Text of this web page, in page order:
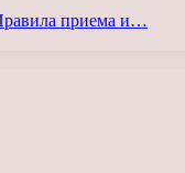
приема и…